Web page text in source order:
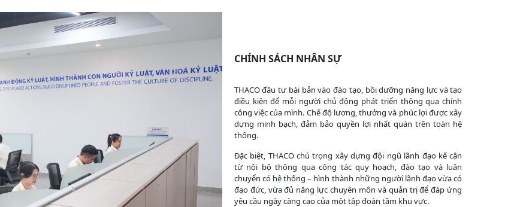
CHÍNH SÁCH NHÂN SỰ
THACO đầu tư bài bản vào đào tạo, bồi dưỡng năng lực và tạo
điều kiện để mỗi người chủ động phát triển thông qua chính
công việc của mình. Chế độ lương, thưởng và phúc lợi được xây
dựng minh bạch, đảm bảo quyền lợi nhất quán trên toàn hệ
thống.
Đặc biệt, THACO chú trọng xây dựng đội ngũ lãnh đạo kế cận
từ nội bộ thông qua công tác quy hoạch, đào tạo và luân
chuyển có hệ thống – hình thành những người lãnh đạo vừa có
đạo đức, vừa đủ năng lực chuyên môn và quản trị để đáp ứng
yêu cầu ngày càng cao của một tập đoàn tầm khu vực.